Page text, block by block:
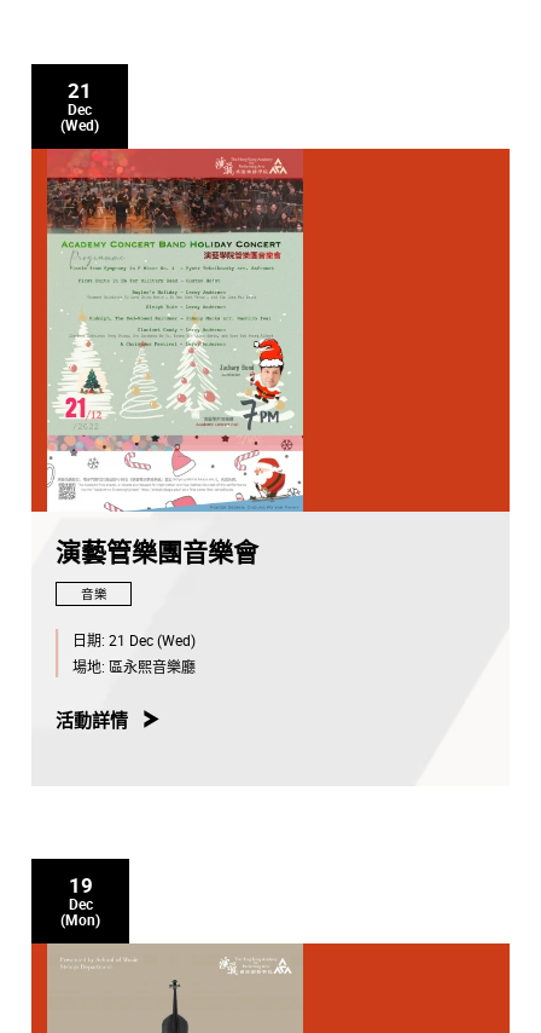
21
Dec
(Wed)
演藝管樂團音樂會
音樂
日期: 21 Dec (Wed)
場地: 區永熙音樂廳
活動詳情
19
Dec
(Mon)